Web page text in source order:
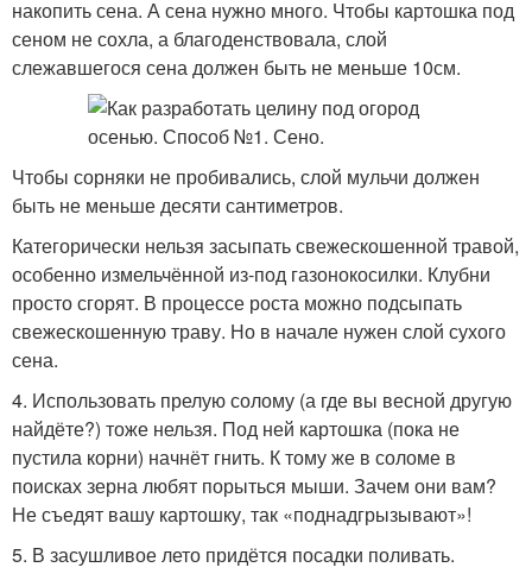
накопить сена. А сена нужно много. Чтобы картошка под
сеном не сохла, а благоденствовала, слой
слежавшегося сена должен быть не меньше 10см.
Чтобы сорняки не пробивались, слой мульчи должен
быть не меньше десяти сантиметров.
Категорически нельзя засыпать свежескошенной травой,
особенно измельчённой из-под газонокосилки. Клубни
просто сгорят. В процессе роста можно подсыпать
свежескошенную траву. Но в начале нужен слой сухого
сена.
4. Использовать прелую солому (а где вы весной другую
найдёте?) тоже нельзя. Под ней картошка (пока не
пустила корни) начнёт гнить. К тому же в соломе в
поисках зерна любят порыться мыши. Зачем они вам?
Не съедят вашу картошку, так «поднадгрызывают»!
5. В засушливое лето придётся посадки поливать.